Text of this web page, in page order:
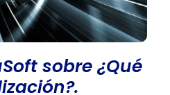
sobre ¿Qué